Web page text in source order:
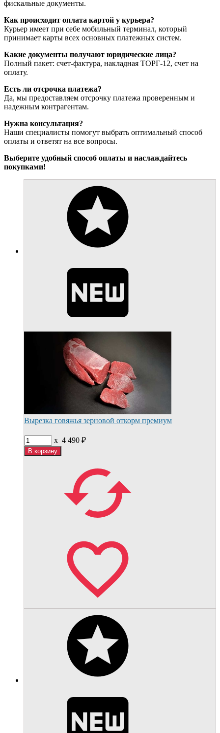
фискальные документы.
Как происходит оплата картой у курьера?
Курьер имеет при себе мобильный терминал, который
принимает карты всех основных платежных систем.
Какие документы получают юридические лица?
Полный пакет: счет-фактура, накладная ТОРГ-12, счет на
оплату.
Есть ли отсрочка платежа?
Да, мы предоставляем отсрочку платежа проверенным и
надежным контрагентам.
Нужна консультация?
Наши специалисты помогут выбрать оптимальный способ
оплаты и ответят на все вопросы.
Выберите удобный способ оплаты и наслаждайтесь
покупками!
Вырезка говяжья зерновой откорм премиум
x 4 490 ₽